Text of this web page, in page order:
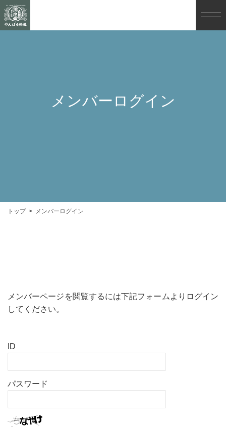
メンバーログイン
トップ メンバーログイン
メンバーページを閲覧するには下記フォームよりログイン
してください。
ID
パスワード